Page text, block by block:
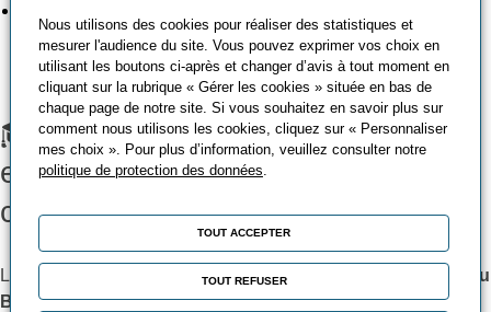
accompagnement pour trouver la bonne formation et, le cas
échéant, votre entreprise d’accueil.
🎓 Un tremplin vers une formation
et un métier qui vous
correspondent
Le Pôle Formation 58-89, c’est+ de 50 formations du CAP au
Bac +5, dans des secteurs porteurs comme :
Nous utilisons des cookies pour réaliser des statistiques et
mesurer l'audience du site. Vous pouvez exprimer vos choix en
utilisant les boutons ci-après et changer d’avis à tout moment en
cliquant sur la rubrique « Gérer les cookies » située en bas de
chaque page de notre site. Si vous souhaitez en savoir plus sur
comment nous utilisons les cookies, cliquez sur « Personnaliser
mes choix ». Pour plus d’information, veuillez consulter notre
politique de protection des données
TOUT ACCEPTER
TOUT REFUSER